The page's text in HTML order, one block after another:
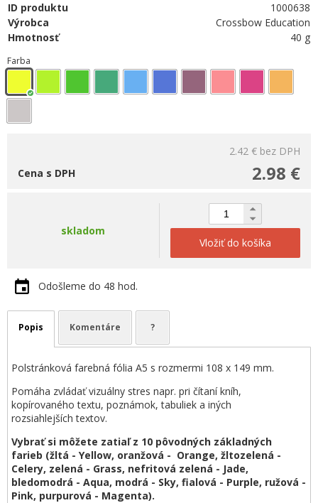
ID produktu
1000638
Výrobca
Crossbow Education
Hmotnosť
40 g
Farba
2.42 € bez DPH
2.98 €
Cena s DPH
skladom
Vložiť do košíka
Odošleme do 48 hod.
Popis Komentáre ?
Polstránková farebná fólia A5 s rozmermi 108 x 149 mm.
Pomáha zvládať vizuálny stres napr. pri čítaní kníh,
kopírovaného textu, poznámok, tabuliek a iných
rozsiahlejších textov.
Vybrať si môžete zatiaľ z 10 pôvodných základných
farieb (žltá - Yellow, oranžová - Orange, žltozelená -
Celery, zelená - Grass, nefritová zelená - Jade,
bledomodrá - Aqua, modrá - Sky, fialová - Purple, ružová -
Pink, purpurová - Magenta).